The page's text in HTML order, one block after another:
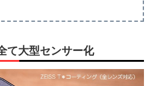
て大型センサー化